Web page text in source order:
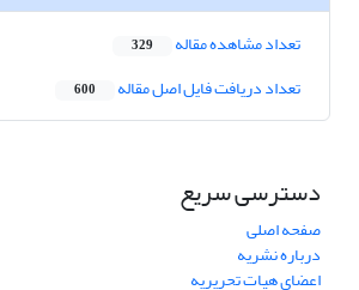
تعداد مشاهده مقاله 329
تعداد دریافت فایل اصل مقاله 600
دسترسی سریع
صفحه اصلی
درباره نشریه
اعضای هیات تحریریه